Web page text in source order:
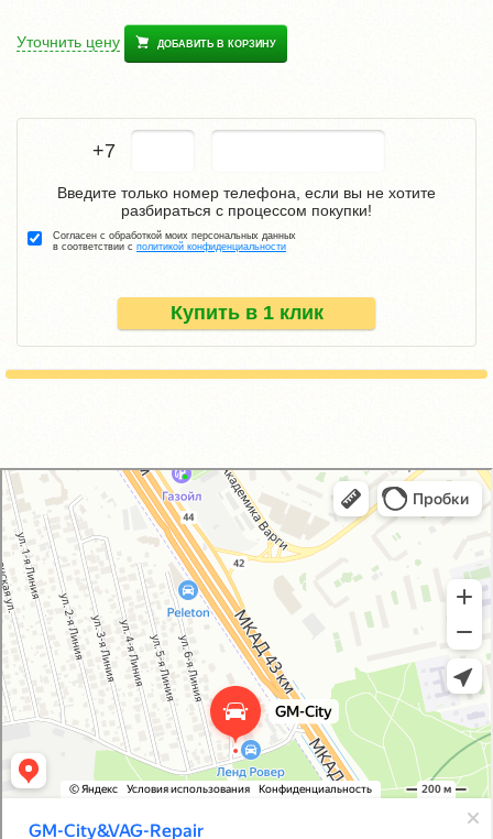
Уточнить цену ДОБАВИТЬ В КОРЗИНУ
+7
Купить в 1 клик
Введите только номер телефона, если вы не хотите
разбираться с процессом покупки!
Согласен с обработкой моих персональных данных
в соответствии с политикой конфиденциальности
GM-City&VAG-Repair
Автосервис, автотехцентр в Москве
Магазин автозапчастей и автотоваров в Москве